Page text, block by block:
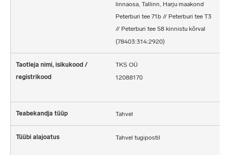
linnaosa, Tallinn, Harju maakond
Peterburi tee 71b // Peterburi tee T3
// Peterburi tee 58 kinnistu kõrval
(78403:314:2920)
TKS OÜ
12088170
Tahvel
Tahvel tugipostil